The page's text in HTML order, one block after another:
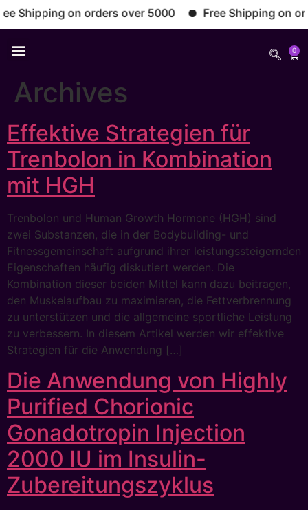
Shipping on orders over 5000 Free Shipping on
0
Archives
Effektive Strategien für
Trenbolon in Kombination
mit HGH
Trenbolon und Human Growth Hormone (HGH) sind
zwei Substanzen, die in der Bodybuilding- und
Fitnessgemeinschaft aufgrund ihrer leistungssteigernden
Eigenschaften häufig diskutiert werden. Die
Kombination dieser beiden Mittel kann dazu beitragen,
den Muskelaufbau zu maximieren, die Fettverbrennung
zu unterstützen und die allgemeine sportliche Leistung
zu verbessern. In diesem Artikel werden wir effektive
Strategien für die Anwendung […]
Die Anwendung von Highly
Purified Chorionic
Gonadotropin Injection
2000 IU im Insulin-
Zubereitungszyklus